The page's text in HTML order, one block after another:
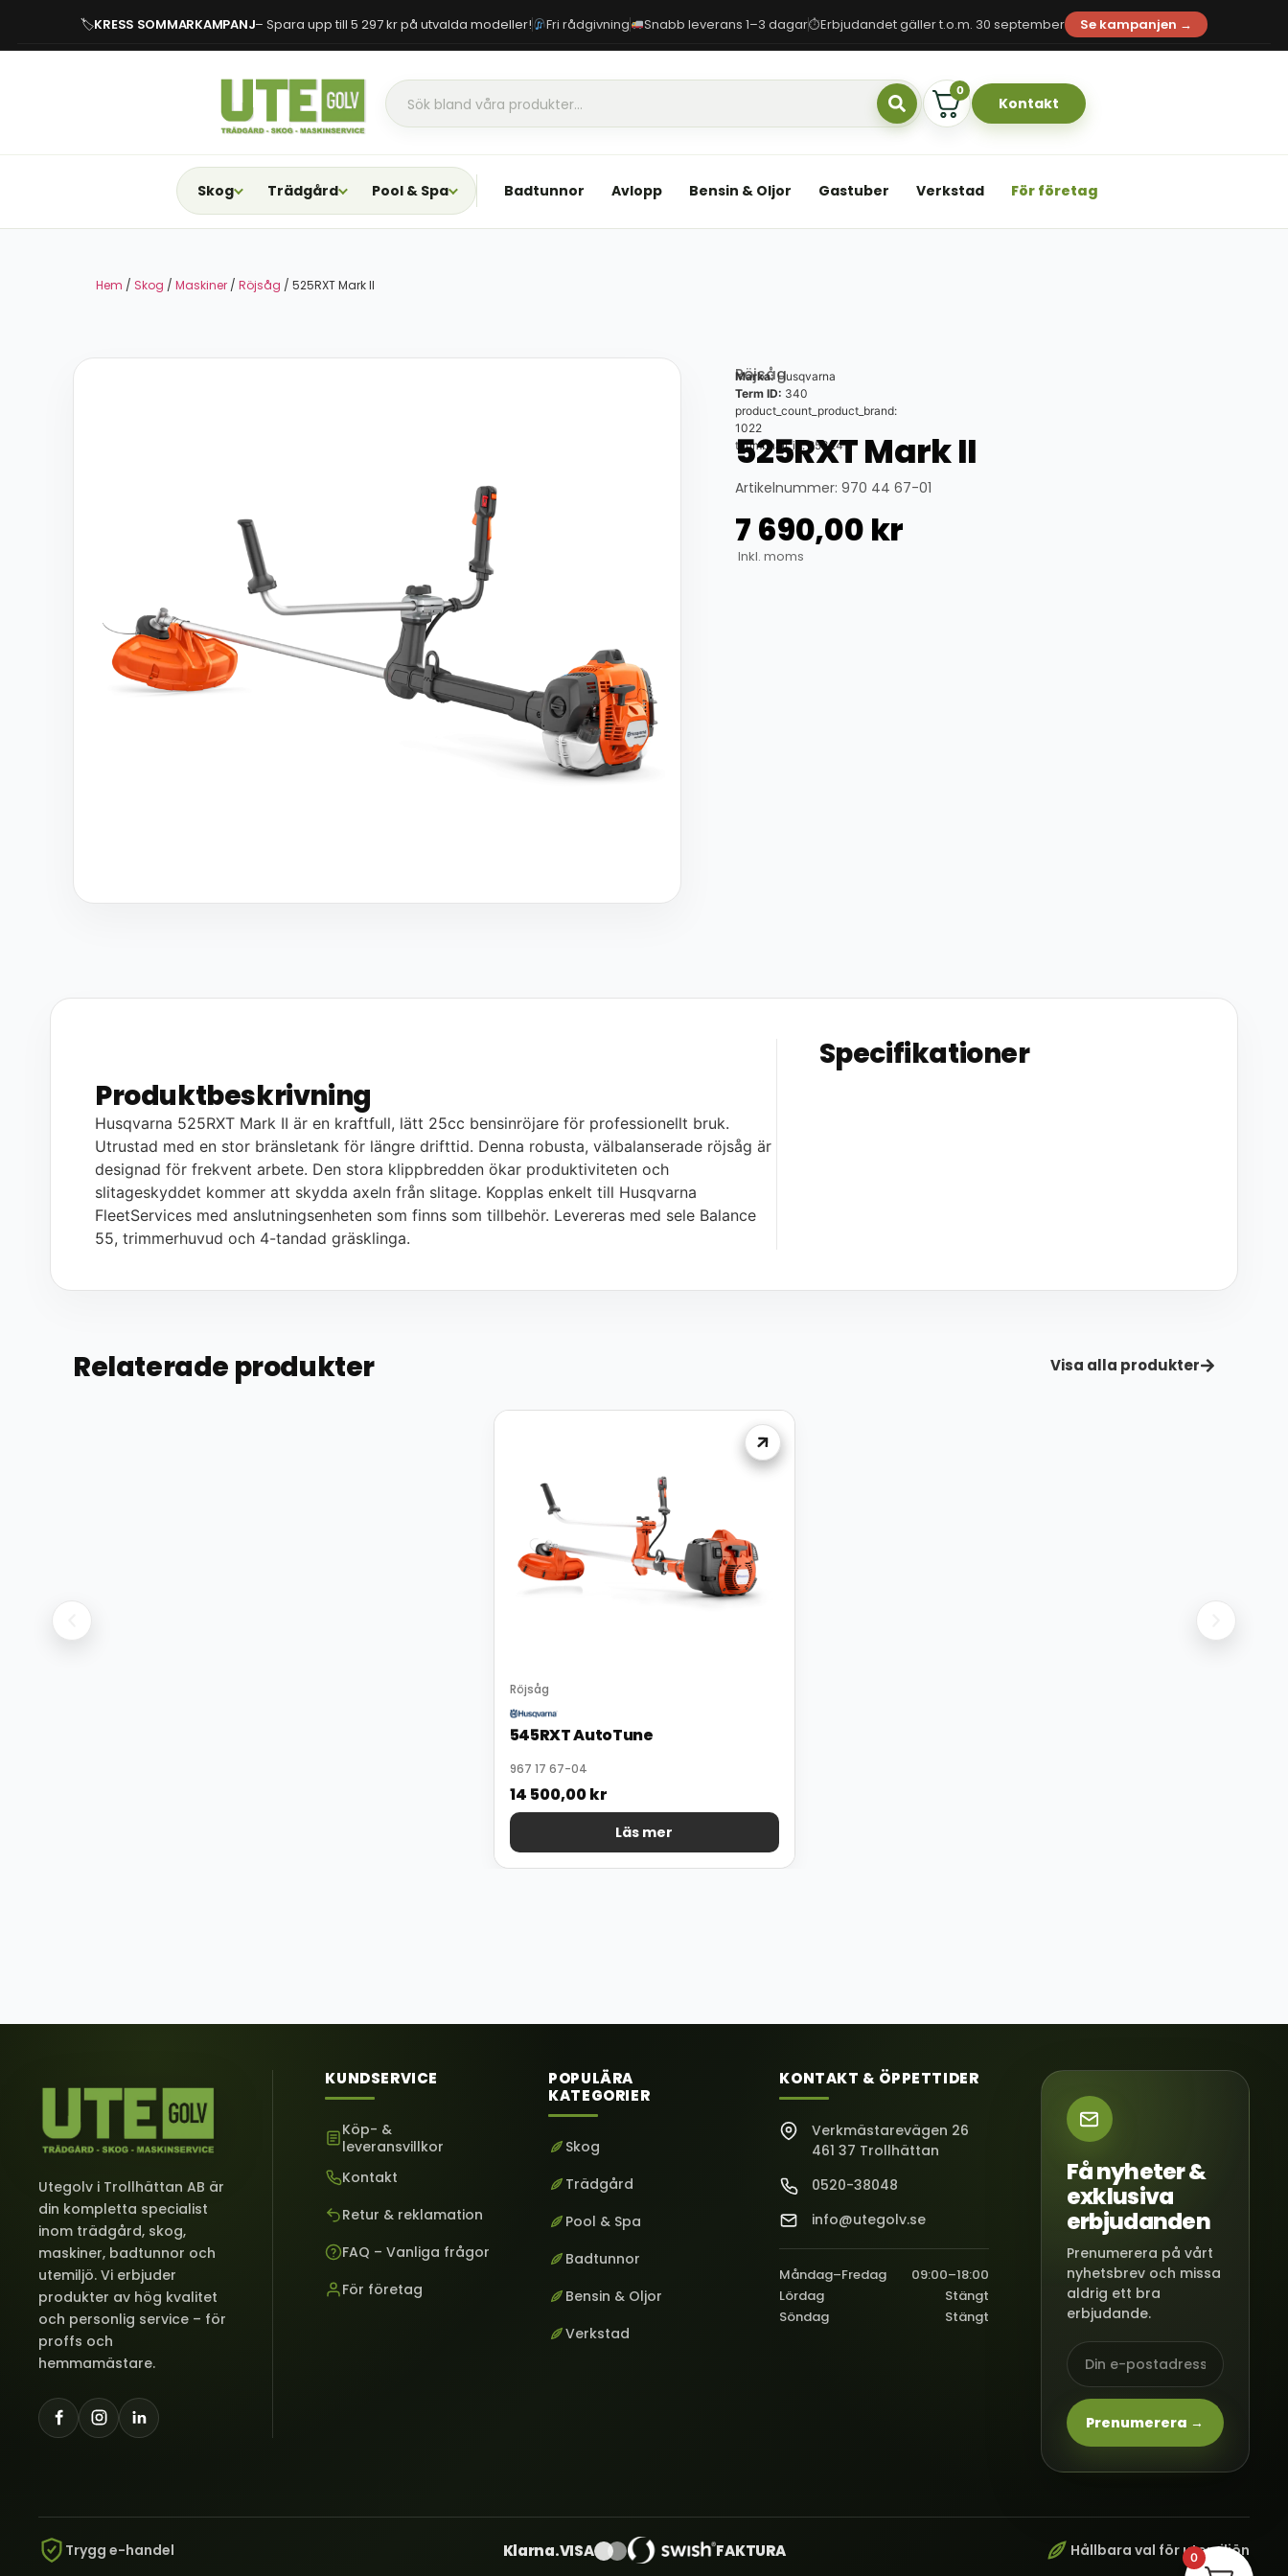
🏷KRESS SOMMARKAMPANJ– Spara upp till 5 297 kr på utvalda modeller! Fri rådgivning Snabb leverans 1–3 dagar⏱Erbjudandet gäller t.o.m. 30 september Se kampanjen →
0
Kontakt
Skog Trädgård Pool & Spa Badtunnor Avlopp Bensin & Oljor Gastuber Verkstad För företag
Hem / Skog / Maskiner / Röjsåg / 525RXT Mark II
Röjsåg
Marka:Husqvarna
Term ID: 340
product_count_product_brand:
1022
thumbnail_id: 25324
525RXT Mark II
Artikelnummer: 970 44 67-01
7 690,00 kr
Inkl. moms
Produktbeskrivning
Husqvarna 525RXT Mark II är en kraftfull, lätt 25cc bensinröjare för professionellt bruk.
Utrustad med en stor bränsletank för längre drifttid. Denna robusta, välbalanserade röjsåg är
designad för frekvent arbete. Den stora klippbredden ökar produktiviteten och
slitageskyddet kommer att skydda axeln från slitage. Kopplas enkelt till Husqvarna
FleetServices med anslutningsenheten som finns som tillbehör. Levereras med sele Balance
55, trimmerhuvud och 4-tandad gräsklinga.
Specifikationer
Relaterade produkter Visa alla produkter
Röjsåg
545RXT AutoTune
967 17 67-04
14 500,00kr
Läs mer
Utegolv i Trollhättan AB är
din kompletta specialist
inom trädgård, skog,
maskiner, badtunnor och
utemiljö. Vi erbjuder
produkter av hög kvalitet
och personlig service – för
proffs och
hemmamästare.
KUNDSERVICE
Köp- &
leveransvillkor
Kontakt
Retur & reklamation
FAQ – Vanliga frågor
För företag
POPULÄRA
KATEGORIER
Skog
Trädgård
Pool & Spa
Badtunnor
Bensin & Oljor
Verkstad
KONTAKT & ÖPPETTIDER
Verkmästarevägen 26
461 37 Trollhättan
0520-38048
info@utegolv.se
Måndag–Fredag
09:00–18:00
Lördag
Stängt
Söndag
Stängt
Få nyheter &
exklusiva
erbjudanden
Prenumerera på vårt
nyhetsbrev och missa
aldrig ett bra
erbjudande.
Prenumerera →
Trygg e-handel Klarna.VISA FAKTURA Hållbara val för utemiljön
0